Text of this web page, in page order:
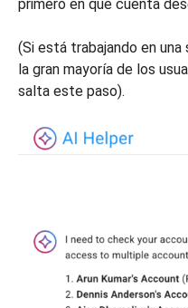
primero en qué cuenta
(Si está trabajando en
la gran mayoría de los
salta este paso).